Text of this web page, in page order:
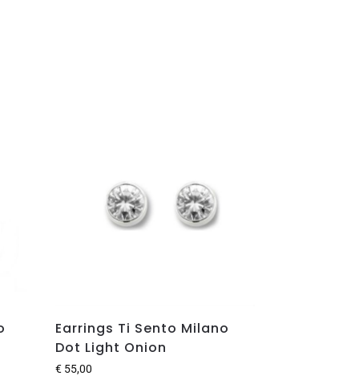
Earrings Ti Sento Milano
Dot Light Onion
€ 55,00